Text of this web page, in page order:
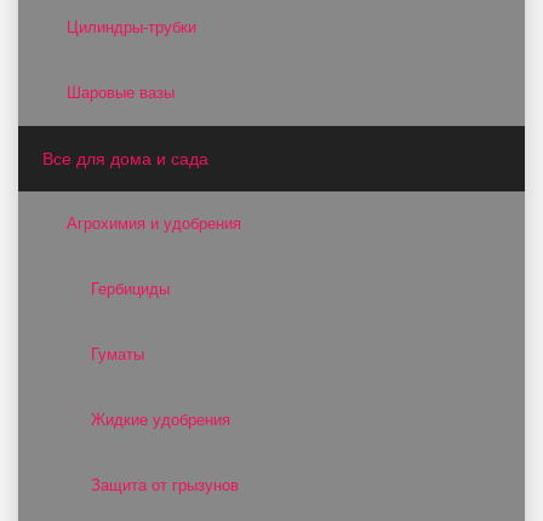
Цилиндры-трубки
Шаровые вазы
Все для дома и сада
Агрохимия и удобрения
Гербициды
Гуматы
Жидкие удобрения
Защита от грызунов